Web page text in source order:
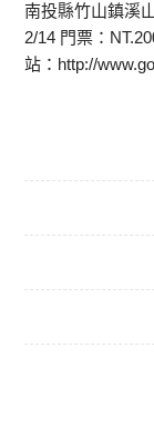
南投縣竹山鎮溪
2/14 門票：
站：http://